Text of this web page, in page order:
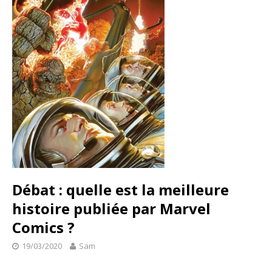
Débat : quelle est la meilleure
histoire publiée par Marvel
Comics ?
19/03/2020 Sam